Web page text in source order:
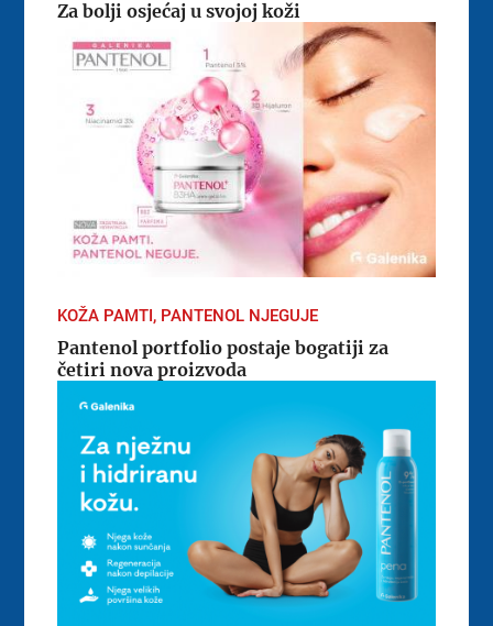
Za bolji osjećaj u svojoj koži
KOŽA PAMTI, PANTENOL NJEGUJE
Pantenol portfolio postaje bogatiji za
četiri nova proizvoda